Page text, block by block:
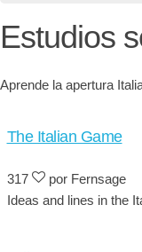
Estudios
Aprende la apertura
The Italian Game
317
por Fernsage
Ideas and lines in the